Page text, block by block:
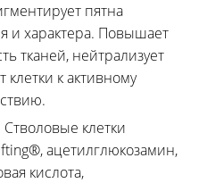
пятна
и характера. Повышает
тканей, нейтрализует
клетки к активному
Стволовые клетки
ацетилглюкозамин,
кислота,